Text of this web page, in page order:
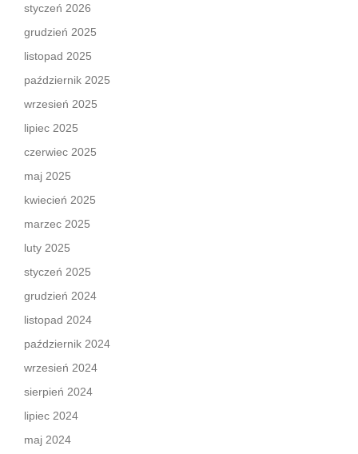
styczeń 2026
grudzień 2025
listopad 2025
październik 2025
wrzesień 2025
lipiec 2025
czerwiec 2025
maj 2025
kwiecień 2025
marzec 2025
luty 2025
styczeń 2025
grudzień 2024
listopad 2024
październik 2024
wrzesień 2024
sierpień 2024
lipiec 2024
maj 2024